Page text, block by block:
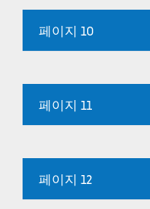
페이지 10
페이지 11
페이지 12